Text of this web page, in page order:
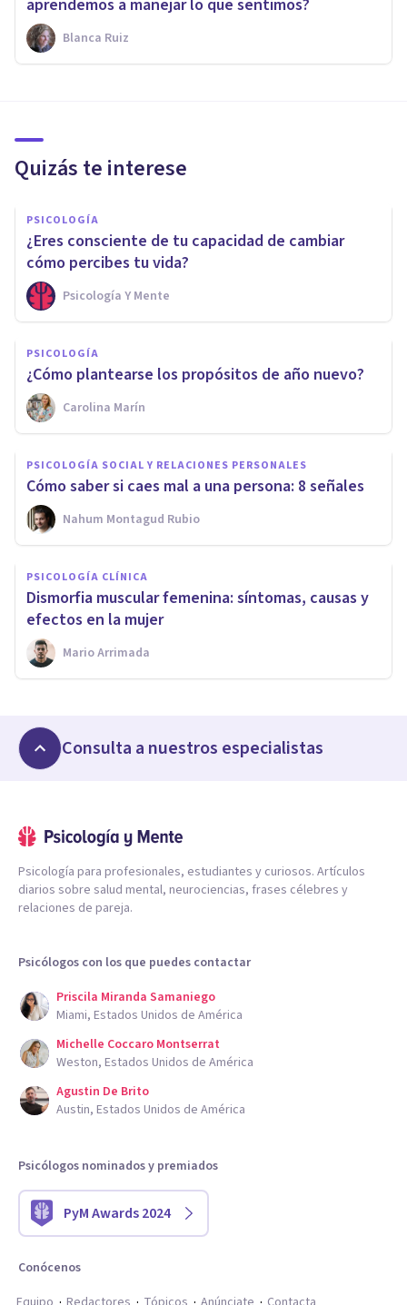
aprendemos a manejar lo que sentimos?
Blanca Ruiz
Quizás te interese
PSICOLOGÍA
¿Eres consciente de tu capacidad de cambiar
cómo percibes tu vida?
Psicología Y Mente
PSICOLOGÍA
¿Cómo plantearse los propósitos de año nuevo?
Carolina Marín
PSICOLOGÍA SOCIAL Y RELACIONES PERSONALES
Cómo saber si caes mal a una persona: 8 señales
Nahum Montagud Rubio
PSICOLOGÍA CLÍNICA
Dismorfia muscular femenina: síntomas, causas y
efectos en la mujer
Mario Arrimada
Consulta a nuestros especialistas
Psicología para profesionales, estudiantes y curiosos. Artículos
diarios sobre salud mental, neurociencias, frases célebres y
relaciones de pareja.
Psicólogos con los que puedes contactar
Priscila Miranda Samaniego
Miami, Estados Unidos de América
Michelle Coccaro Montserrat
Weston, Estados Unidos de América
Agustin De Brito
Austin, Estados Unidos de América
Psicólogos nominados y premiados
PyM Awards 2024
Conócenos